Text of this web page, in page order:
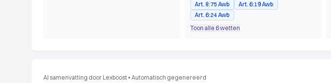
Art. 8:75 Awb
Art. 6:19 Awb
Art. 6:24 Awb
Toon alle 6 wetten
AI samenvatting door Lexboost • Automatisch gegenereerd